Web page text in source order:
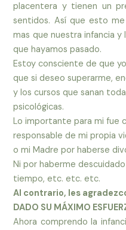
placentera y tienen un
sentidos. Así que esto
mas que nuestra infancia
que hayamos pasado.
Estoy consciente de que
que si deseo superarme,
y los cursos que sanan
psicológicas.
Lo importante para mi fue
responsable de mi propia
o mi Madre por haberse
Ni por haberme
tiempo, etc. etc. etc.
Al contrario, les
DADO SU MÁXIMO
Ahora comprendo la